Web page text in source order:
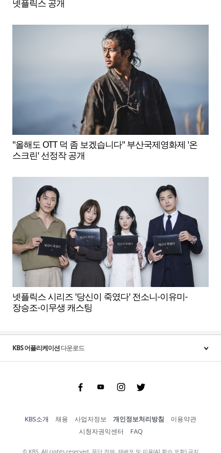
넷플릭스 공개
"올해도 OTT 덕 좀 보겠습니다" 부산국제영화제 '온
스크린' 선정작 공개
넷플릭스 시리즈 '당신이 죽였다' 전소니-이유미-
장승조-이무생 캐스팅
KBS 어플리케이션다운로드
FacebookYoutubeInstgram
KBS소개 채용 사업자정보 개인정보처리방침
이용약관
시청자권익센터
FAQ
© KBS. All rights reserved. 무단 전재, 재배포 및 이용(AI 학습 포함) 금지